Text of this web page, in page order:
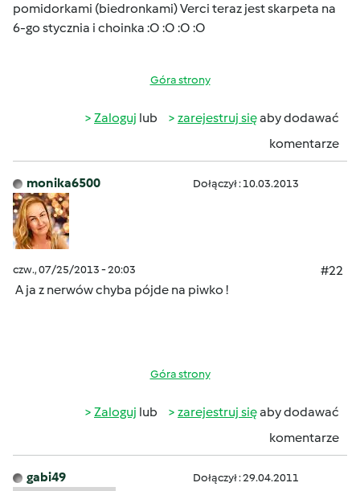
pomidorkami (biedronkami) Verci teraz jest skarpeta na
6-go stycznia i choinka :O :O :O :O
Góra strony
Zaloguj lub zarejestruj sięaby dodawać
komentarze
monika6500 Dołączył : 10.03.2013
czw., 07/25/2013 - 20:03
#22
A ja z nerwów chyba pójde na piwko !
Góra strony
Zaloguj lub zarejestruj sięaby dodawać
komentarze
gabi49 Dołączył : 29.04.2011